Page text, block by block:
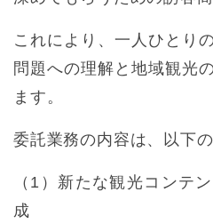
これにより、一人ひとり
問題への理解と地域観光
ます。
委託業務の内容は、以下の
（1）新たな観光コンテ
成